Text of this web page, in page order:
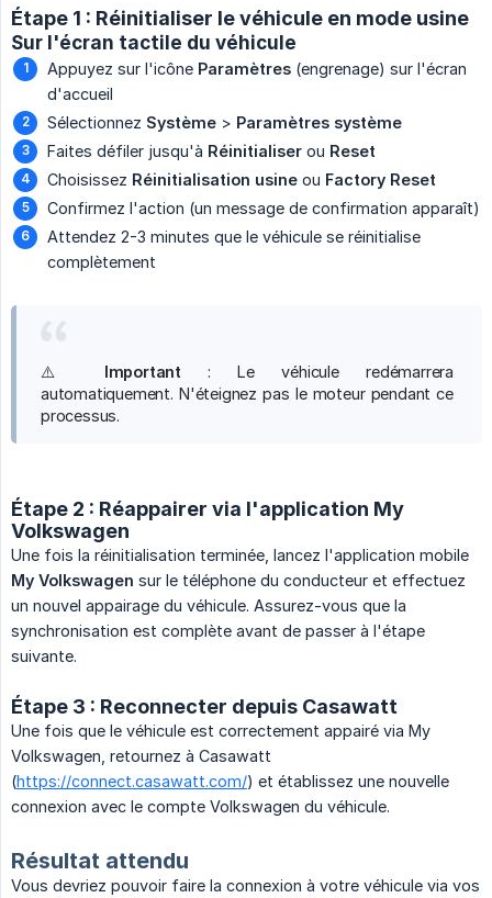
Étape 1 : Réinitialiser le véhicule en mode usine
Sur l'écran tactile du véhicule
Appuyez sur l'icône Paramètres (engrenage) sur l'écran
d'accueil
Sélectionnez Système > Paramètres système
Faites défiler jusqu'à Réinitialiser ou Reset
Choisissez Réinitialisation usine ou Factory Reset
Confirmez l'action (un message de confirmation apparaît)
Attendez 2-3 minutes que le véhicule se réinitialise
complètement
⚠️ Important : Le véhicule redémarrera
automatiquement. N'éteignez pas le moteur pendant ce
processus.
Étape 2 : Réappairer via l'application My
Volkswagen
Une fois la réinitialisation terminée, lancez l'application mobile
My Volkswagen sur le téléphone du conducteur et effectuez
un nouvel appairage du véhicule. Assurez-vous que la
synchronisation est complète avant de passer à l'étape
suivante.
Étape 3 : Reconnecter depuis Casawatt
Une fois que le véhicule est correctement appairé via My
Volkswagen, retournez à Casawatt
(https://connect.casawatt.com/) et établissez une nouvelle
connexion avec le compte Volkswagen du véhicule.
Résultat attendu
Vous devriez pouvoir faire la connexion à votre véhicule via vos